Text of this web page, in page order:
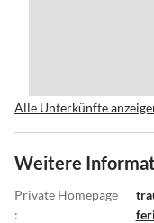
Alle Unterkünfte
Weitere
Private Homepage
: